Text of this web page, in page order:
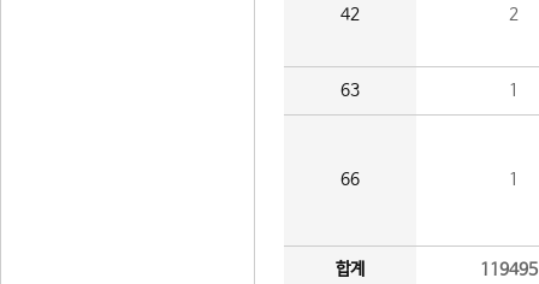
42 2
63 1
66 1
합계